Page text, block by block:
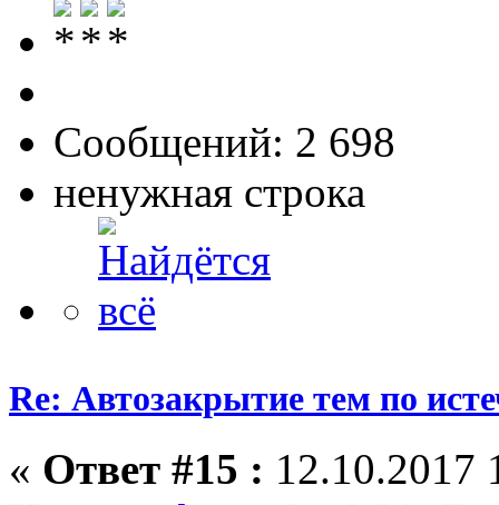
Сообщений: 2 698
ненужная строка
Re: Автозакрытие тем по
« Ответ #15 : 12.10.2017